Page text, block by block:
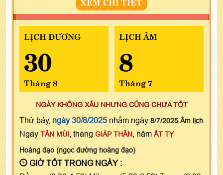
LỊCH DƯƠNG
30
Tháng 8
LỊCH ÂM
8
Tháng 7
NGÀY KHÔNG XẤU NHƯNG CŨNG CHƯA TỐT
Thứ bảy, ngày 30/8/2025 nhằm ngày 8/7/2025 Âm lịch
Ngày TÂN MÙI , tháng GIÁP THÂN , năm ẤT TỴ
Hoàng đạo (ngọc đường hoàng đạo)
GIỜ TỐT TRONG NGÀY :